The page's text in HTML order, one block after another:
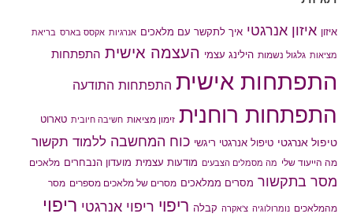
איזון איזון אנרגטי איך לתקשר עם מלאכים אנרגיות אקסס בארס בריאת
מציאות גלגול נשמות הילינג עצמי העצמה אישית התפתחות
התפתחות אישית התפתחות התודעה
התפתחות רוחנית זימון מציאות חשיבה חיובית טארוט
טיפול אנרגטי טיפול אנרגטי ריגשי כוח המחשבה ללמוד תקשור
מה הייעוד שלי מה מסמלים הצבעים מודעות עצמית מועדון הנבחרים מלאכים
מסר בתקשור מסרים ממלאכים מסרים של מלאכים מספרים מסר
מהמלאכים נומרולוגיה צ'אקרה קבלה ריפוי ריפוי אנרגטי ריפוי